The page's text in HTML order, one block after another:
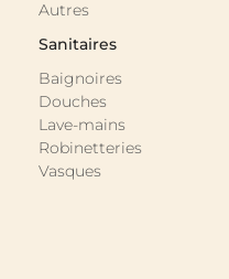
Autres
Sanitaires
Baignoires
Douches
Lave-mains
Robinetteries
Vasques